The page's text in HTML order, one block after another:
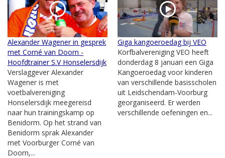
Alexander Wagener in gesprek
met Corné van Doorn -
Hoofdtrainer S.V Honselersdijk
Verslaggever Alexander
Wagener is met
voetbalvereniging
Honselersdijk meegereisd
naar hun trainingskamp op
Benidorm. Op het strand van
Benidorm sprak Alexander
met Voorburger Corné van
Doorn,...
Giga kangoeroedag bij VEO
Korfbalvereniging VEO heeft
donderdag 8 januari een Giga
Kangoeroedag voor kinderen
van verschillende basisscholen
uit Leidschendam-Voorburg
georganiseerd. Er werden
verschillende oefeningen en...